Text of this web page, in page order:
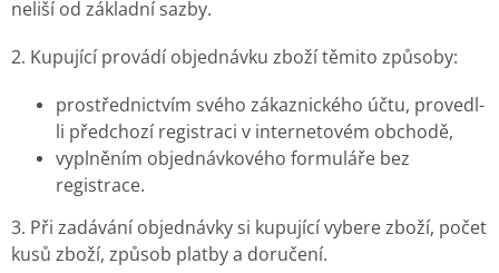
neliší od základní sazby.
2. Kupující provádí objednávku zboží těmito způsoby:
prostřednictvím svého zákaznického účtu, provedl-
li předchozí registraci v internetovém obchodě,
vyplněním objednávkového formuláře bez
registrace.
3. Při zadávání objednávky si kupující vybere zboží, počet
kusů zboží, způsob platby a doručení.